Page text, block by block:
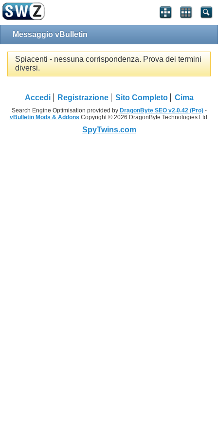
Messaggio vBulletin
Spiacenti - nessuna corrispondenza. Prova dei termini
diversi.
Accedi Registrazione Sito Completo Cima
Search Engine Optimisation provided by DragonByte SEO v2.0.42 (Pro)-
vBulletin Mods & Addons Copyright © 2026 DragonByte Technologies Ltd.
SpyTwins.com